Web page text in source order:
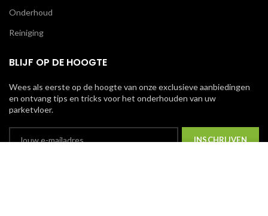
Onderhoud
Reiniging
BLIJF OP DE HOOGTE
Wees als eerste op de hoogte van onze exclusieve aanbiedingen
en ontvang tips en tricks voor het onderhouden van uw
parketvloer.